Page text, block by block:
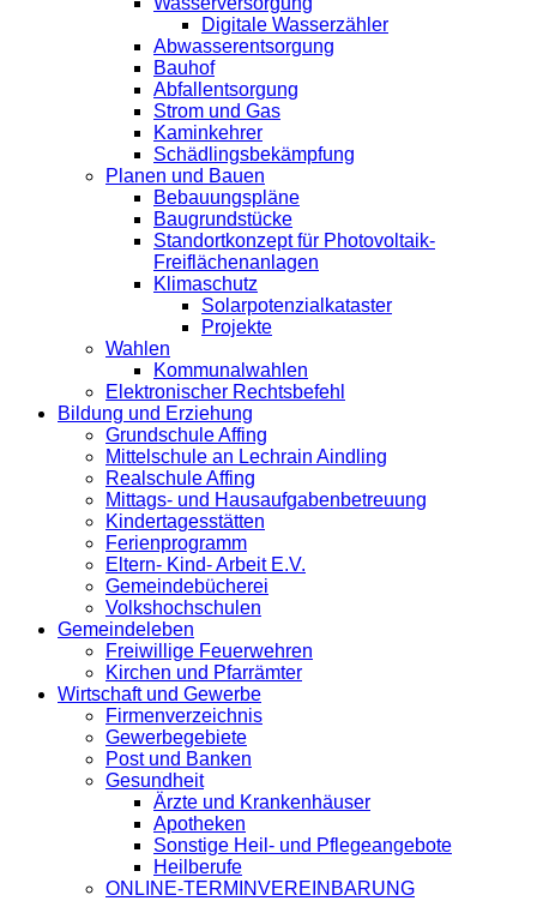
Digitale Wasserzähler
Abwasserentsorgung
Bauhof
Abfallentsorgung
Strom und Gas
Kaminkehrer
Schädlingsbekämpfung
Planen und Bauen
Bebauungspläne
Baugrundstücke
Standortkonzept für Photovoltaik-
Freiflächenanlagen
Klimaschutz
Solarpotenzialkataster
Projekte
Wahlen
Kommunalwahlen
Elektronischer Rechtsbefehl
Bildung und Erziehung
Grundschule Affing
Mittelschule an Lechrain Aindling
Realschule Affing
Mittags- und Hausaufgabenbetreuung
Kindertagesstätten
Ferienprogramm
Eltern- Kind- Arbeit E.V.
Gemeindebücherei
Volkshochschulen
Gemeindeleben
Freiwillige Feuerwehren
Kirchen und Pfarrämter
Wirtschaft und Gewerbe
Firmenverzeichnis
Gewerbegebiete
Post und Banken
Gesundheit
Ärzte und Krankenhäuser
Apotheken
Sonstige Heil- und Pflegeangebote
Heilberufe
ONLINE-TERMINVEREINBARUNG